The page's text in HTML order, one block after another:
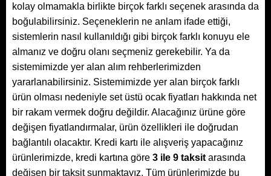
kolay olmamakla birlikte birçok farklı seçenek arasında da
boğulabilirsiniz. Seçeneklerin ne anlam ifade ettiği,
sistemlerin nasıl kullanıldığı gibi birçok farklı konuyu ele
almanız ve doğru olanı seçmeniz gerekebilir. Ya da
sistemimizde yer alan alım rehberlerimizden
yararlanabilirsiniz. Sistemimizde yer alan birçok farklı
ürün olması nedeniyle set üstü ocak fiyatları hakkında net
bir rakam vermek doğru değildir. Alacağınız ürüne göre
değişen fiyatlandırmalar, ürün özellikleri ile doğrudan
bağlantılı olacaktır. Kredi kartı ile alışveriş yapacağınız
ürünlerimizde, kredi kartına göre 3 ile 9 taksit arasında
değişen bir taksit sunmaktayız. Tüm ürünlerimizde bu